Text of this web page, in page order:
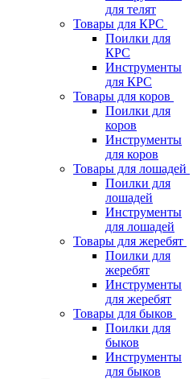
для телят
Товары для КРС
Поилки для
КРС
Инструменты
для КРС
Товары для коров
Поилки для
коров
Инструменты
для коров
Товары для лошадей
Поилки для
лошадей
Инструменты
для лошадей
Товары для жеребят
Поилки для
жеребят
Инструменты
для жеребят
Товары для быков
Поилки для
быков
Инструменты
для быков